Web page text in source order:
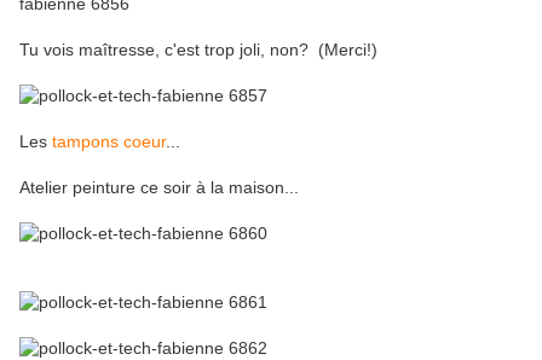
Tu vois maîtresse, c'est trop joli, non? (Merci!)
Les tampons coeur...
Atelier peinture ce soir à la maison...